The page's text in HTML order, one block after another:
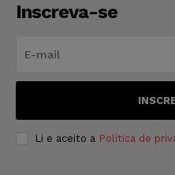
Inscreva-se
Li e aceito a Política de